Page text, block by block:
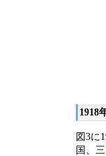
1918
図3に
国、